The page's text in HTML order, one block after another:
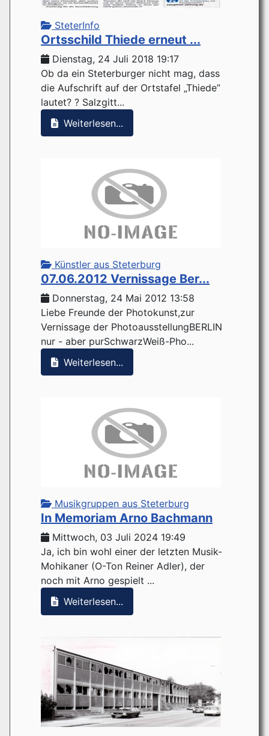
SteterInfo
Ortsschild Thiede erneut ...
Dienstag, 24 Juli 2018 19:17
Ob da ein Steterburger nicht mag, dass
die Aufschrift auf der Ortstafel „Thiede”
lautet? ? Salzgitt...
Weiterlesen...
Künstler aus Steterburg
07.06.2012 Vernissage Ber...
Donnerstag, 24 Mai 2012 13:58
Liebe Freunde der Photokunst,zur
Vernissage der PhotoausstellungBERLIN
nur - aber purSchwarzWeiß-Pho...
Weiterlesen...
Musikgruppen aus Steterburg
In Memoriam Arno Bachmann
Mittwoch, 03 Juli 2024 19:49
Ja, ich bin wohl einer der letzten Musik-
Mohikaner (O-Ton Reiner Adler), der
noch mit Arno gespielt ...
Weiterlesen...